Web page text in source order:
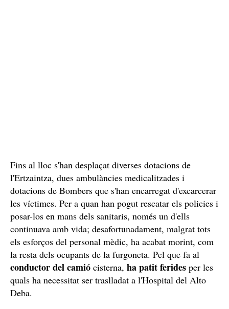
Fins al lloc s'han desplaçat diverses dotacions de
l'Ertzaintza, dues ambulàncies medicalitzades i
dotacions de Bombers que s'han encarregat d'excarcerar
les víctimes. Per a quan han pogut rescatar els policies i
posar-los en mans dels sanitaris, només un d'ells
continuava amb vida; desafortunadament, malgrat tots
els esforços del personal mèdic, ha acabat morint, com
la resta dels ocupants de la furgoneta. Pel que fa al
conductor del camió cisterna, ha patit ferides per les
quals ha necessitat ser traslladat a l'Hospital del Alto
Deba.